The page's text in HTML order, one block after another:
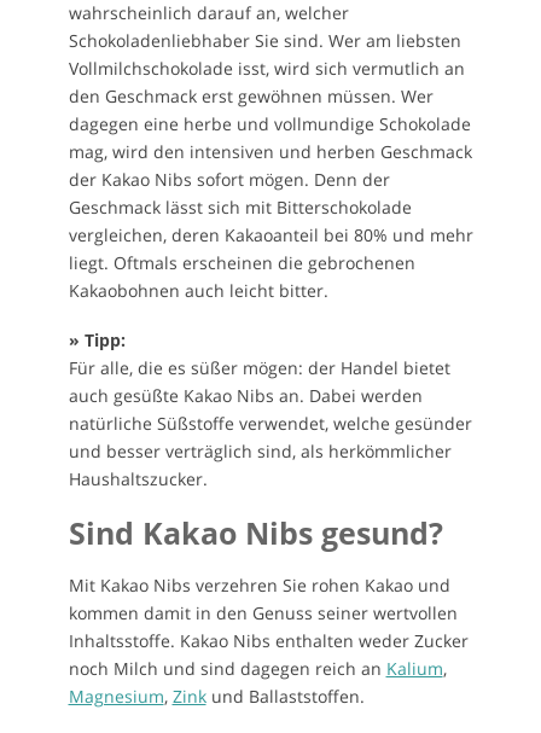
wahrscheinlich darauf an, welcher
Schokoladenliebhaber Sie sind. Wer am liebsten
Vollmilchschokolade isst, wird sich vermutlich an
den Geschmack erst gewöhnen müssen. Wer
dagegen eine herbe und vollmundige Schokolade
mag, wird den intensiven und herben Geschmack
der Kakao Nibs sofort mögen. Denn der
Geschmack lässt sich mit Bitterschokolade
vergleichen, deren Kakaoanteil bei 80% und mehr
liegt. Oftmals erscheinen die gebrochenen
Kakaobohnen auch leicht bitter.
» Tipp:
Für alle, die es süßer mögen: der Handel bietet
auch gesüßte Kakao Nibs an. Dabei werden
natürliche Süßstoffe verwendet, welche gesünder
und besser verträglich sind, als herkömmlicher
Haushaltszucker.
Sind Kakao Nibs gesund?
Mit Kakao Nibs verzehren Sie rohen Kakao und
kommen damit in den Genuss seiner wertvollen
Inhaltsstoffe. Kakao Nibs enthalten weder Zucker
noch Milch und sind dagegen reich an Kalium,
Magnesium, Zinkund Ballaststoffen.